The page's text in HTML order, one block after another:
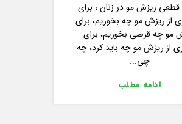
قطعی ریزش مو در زنان ، برای
از ریزش مو چه بخوریم، برای
مو چه قرصی بخوریم، برای
از ریزش مو چه باید کرد، چه
چی...
ادامه مطلب